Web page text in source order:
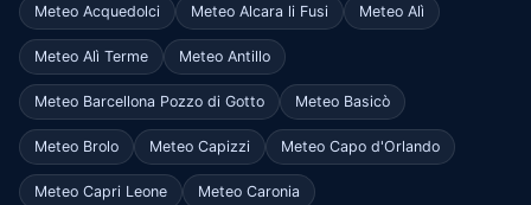
Meteo Acquedolci Meteo Alcara li Fusi Meteo Alì
Meteo Alì Terme Meteo Antillo
Meteo Barcellona Pozzo di Gotto Meteo Basicò
Meteo Brolo Meteo Capizzi Meteo Capo d'Orlando
Meteo Capri Leone Meteo Caronia